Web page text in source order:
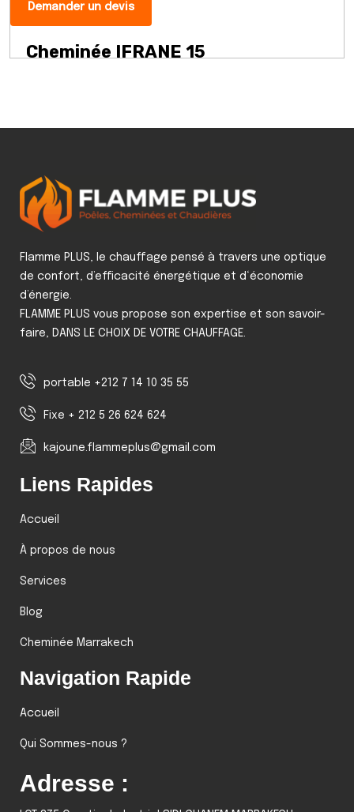
Demander un devis
Cheminée IFRANE 15
Flamme PLUS, le chauffage pensé à travers une optique
de confort, d’efficacité énergétique et d‘économie
d’énergie.
FLAMME PLUS vous propose son expertise et son savoir-
faire, DANS LE CHOIX DE VOTRE CHAUFFAGE.
portable +212 7 14 10 35 55
Fixe + 212 5 26 624 624
kajoune.flammeplus@gmail.com
Liens Rapides
Accueil
À propos de nous
Services
Blog
Cheminée Marrakech
Navigation Rapide
Accueil
Qui Sommes-nous ?
Adresse :